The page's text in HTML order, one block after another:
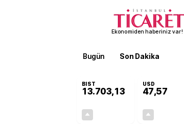
Ekonomiden haberiniz var!
Bugün Son Dakika
BIST
13.703,13
USD
47,57